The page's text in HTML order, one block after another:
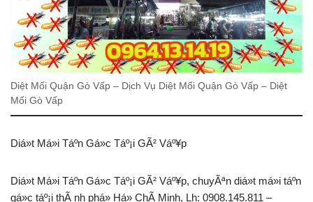
Diệt Mối Quận Gò Vấp – Dịch Vụ Diệt Mối Quận Gò Vấp – Diệt
Mối Gò Vấp
Diá»t Má»i Táº­n Gá»c Táº¡i GÃ² Váº¥p
Diá»t Má»i Táº­n Gá»c Táº¡i GÃ² Váº¥p, chuyÃªn diá»t má»i táº­n
gá»c táº¡i thÃ nh phá» Há» ChÃ­ Minh, Lh: 0908.145.811 –